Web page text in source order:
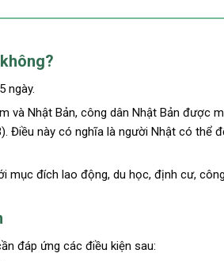
ngày.
Nhật Bản, công dân Nhật Bản được
Điều này có nghĩa là người Nhật có thể
mục đích lao động, du học, định cư,
đáp ứng các điều kiện sau: